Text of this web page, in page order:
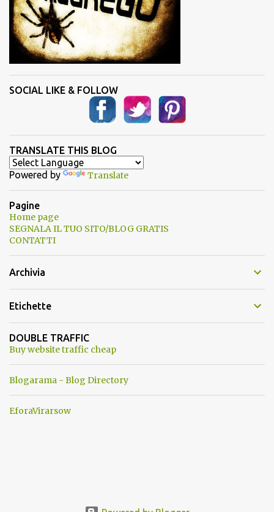
SOCIAL LIKE & FOLLOW
TRANSLATE THIS BLOG
Powered by Translate
Pagine
Home page
SEGNALA IL TUO SITO/BLOG GRATIS
CONTATTI
Archivia
Etichette
DOUBLE TRAFFIC
Buy website traffic cheap
Blogarama - Blog Directory
EforaVirarsow